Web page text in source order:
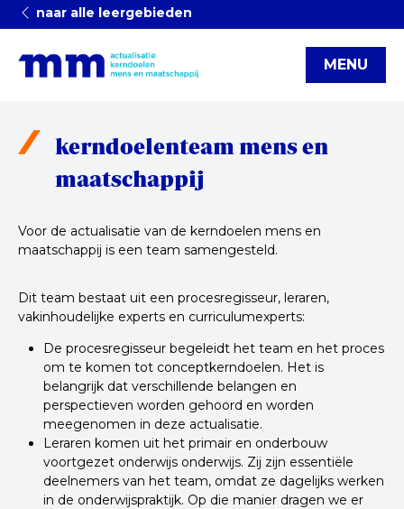
naar alle leergebieden
MENU
kerndoelenteam mens en
maatschappij
Voor de actualisatie van de kerndoelen mens en
maatschappij is een team samengesteld.
Dit team bestaat uit een procesregisseur, leraren,
vakinhoudelijke experts en curriculumexperts:
De procesregisseur begeleidt het team en het proces
om te komen tot conceptkerndoelen. Het is
belangrijk dat verschillende belangen en
perspectieven worden gehoord en worden
meegenomen in deze actualisatie.
Leraren komen uit het primair en onderbouw
voortgezet onderwijs onderwijs. Zij zijn essentiële
deelnemers van het team, omdat ze dagelijks werken
in de onderwijspraktijk. Op die manier dragen we er